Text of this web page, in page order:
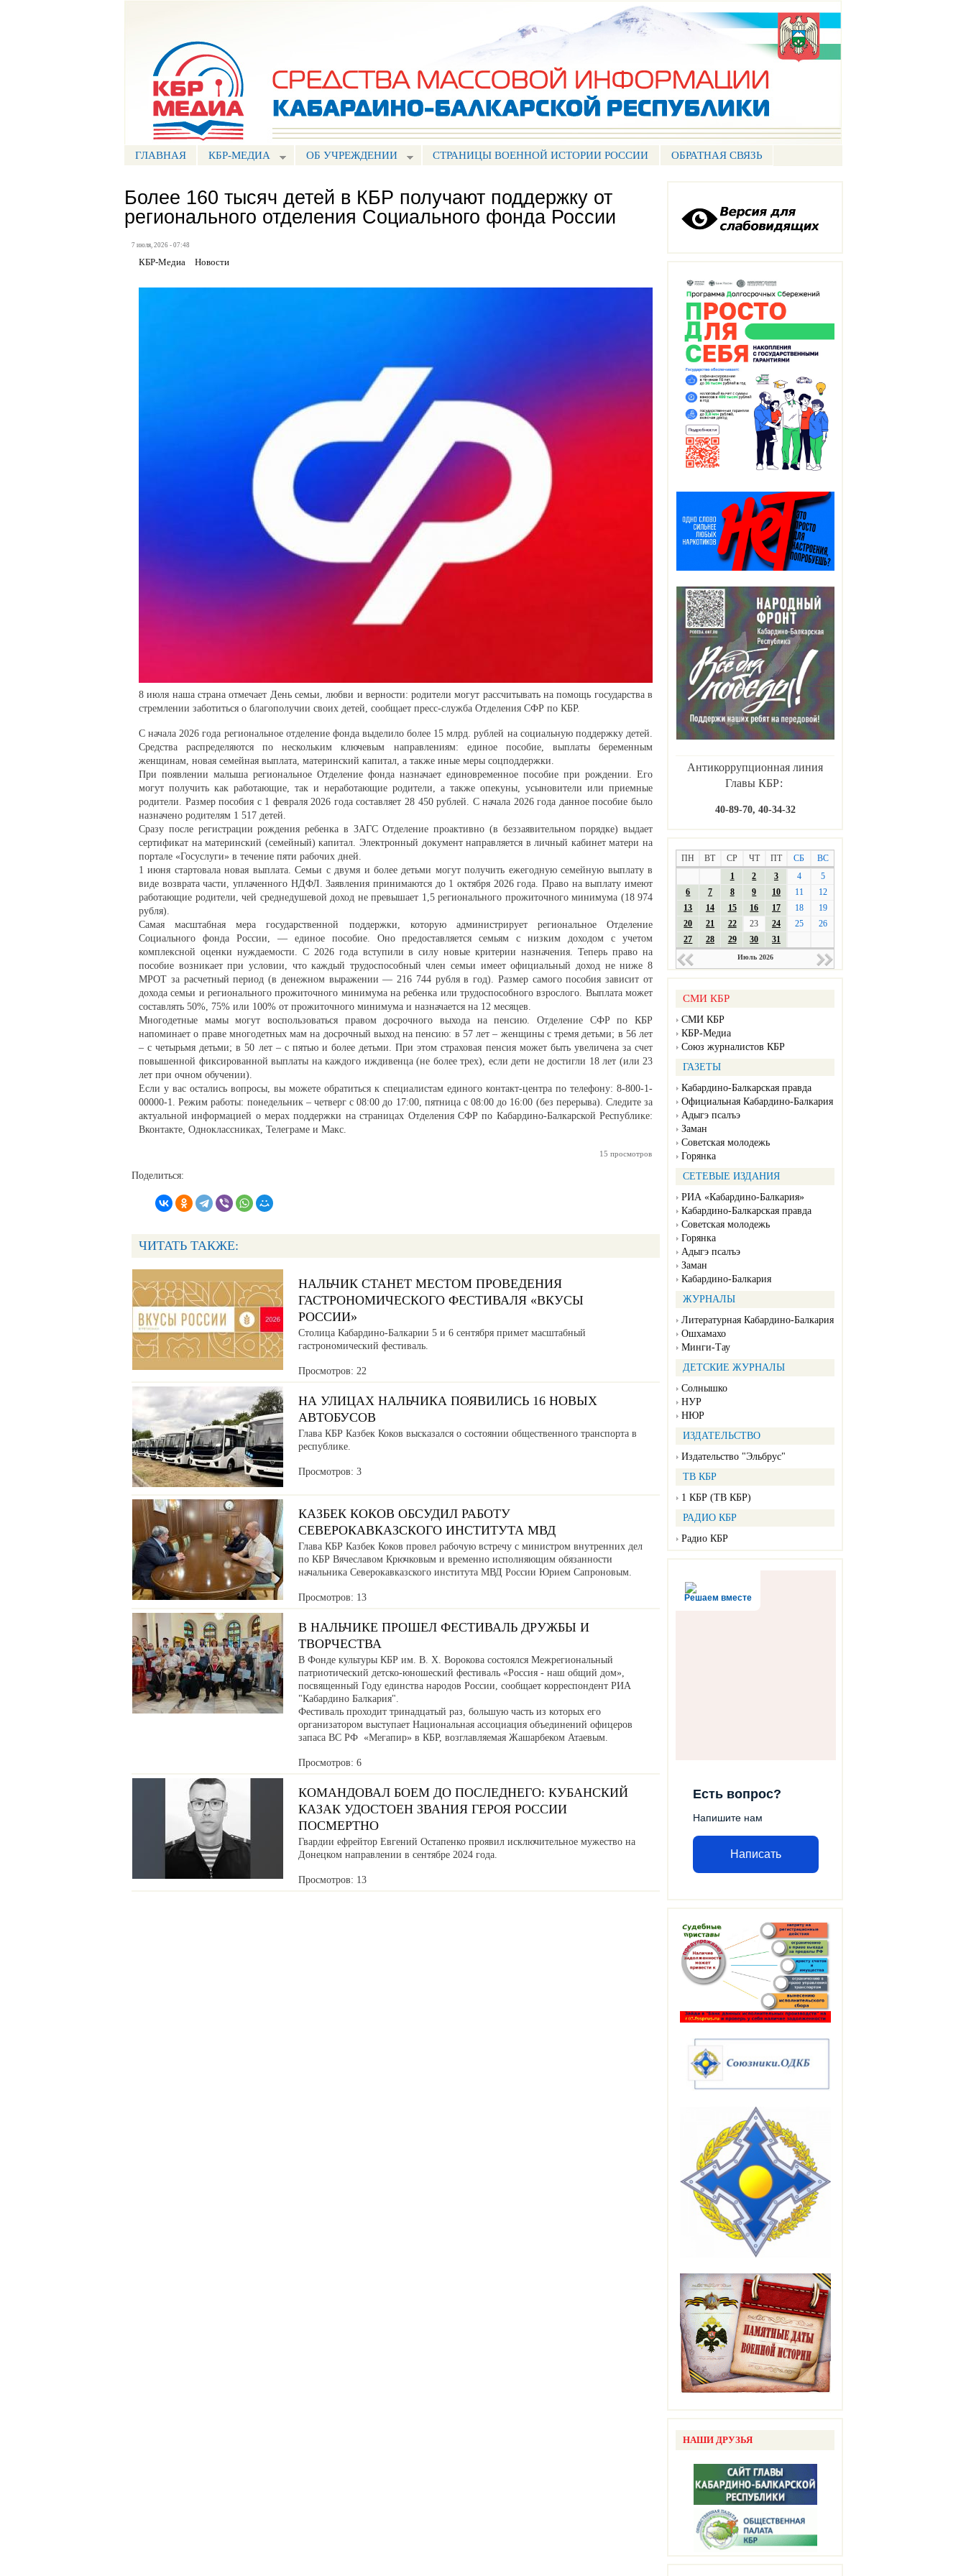
ГЛАВНАЯ КБР-МЕДИА ОБ УЧРЕЖДЕНИИ СТРАНИЦЫ ВОЕННОЙ ИСТОРИИ РОССИИ ОБРАТНАЯ СВЯЗЬ
Антикоррупционная линия
Главы КБР:
40-89-70, 40-34-32
ПН ВТ СР ЧТ ПТ СБ
ВС
1
2 3 4
5
6
7 8 9 10 11
12
13
14 15 16 17 18
19
20
21 22 23 24 25
26
27
28 29 30 31
Июль 2026
СМИ КБР
СМИ КБР
КБР-Медиа
Союз журналистов КБР
ГАЗЕТЫ
Кабардино-Балкарская правда
Официальная Кабардино-Балкария
Адыгэ псалъэ
Заман
Советская молодежь
Горянка
СЕТЕВЫЕ ИЗДАНИЯ
РИА «Кабардино-Балкария»
Кабардино-Балкарская правда
Советская молодежь
Горянка
Адыгэ псалъэ
Заман
Кабардино-Балкария
ЖУРНАЛЫ
Литературная Кабардино-Балкария
Ошхамахо
Минги-Тау
ДЕТСКИЕ ЖУРНАЛЫ
Солнышко
НУР
НЮР
ИЗДАТЕЛЬСТВО
Издательство "Эльбрус"
ТВ КБР
1 КБР (ТВ КБР)
РАДИО КБР
Радио КБР
Решаем вместе
Есть вопрос?
Напишите нам
Написать
НАШИ ДРУЗЬЯ
Более 160 тысяч детей в КБР получают поддержку от
регионального отделения Социального фонда России
7 июля, 2026 - 07:48
КБР-Медиа Новости
8 июля наша страна отмечает День семьи, любви и верности: родители могут рассчитывать на помощь государства в
стремлении заботиться о благополучии своих детей, сообщает пресс-служба Отделения СФР по КБР.
С начала 2026 года региональное отделение фонда выделило более 15 млрд. рублей на социальную поддержку детей.
Средства распределяются по нескольким ключевым направлениям: единое пособие, выплаты беременным
женщинам, новая семейная выплата, материнский капитал, а также иные меры соцподдержки.
При появлении малыша региональное Отделение фонда назначает единовременное пособие при рождении. Его
могут получить как работающие, так и неработающие родители, а также опекуны, усыновители или приемные
родители. Размер пособия с 1 февраля 2026 года составляет 28 450 рублей. С начала 2026 года данное пособие было
назначено родителям 1 517 детей.
Сразу после регистрации рождения ребенка в ЗАГС Отделение проактивно (в беззаявительном порядке) выдает
сертификат на материнский (семейный) капитал. Электронный документ направляется в личный кабинет матери на
портале «Госуслуги» в течение пяти рабочих дней.
1 июня стартовала новая выплата. Семьи с двумя и более детьми могут получить ежегодную семейную выплату в
виде возврата части, уплаченного НДФЛ. Заявления принимаются до 1 октября 2026 года. Право на выплату имеют
работающие родители, чей среднедушевой доход не превышает 1,5 регионального прожиточного минимума (18 974
рубля).
Самая масштабная мера государственной поддержки, которую администрирует региональное Отделение
Социального фонда России, — единое пособие. Оно предоставляется семьям с низким доходом с учетом
комплексной оценки нуждаемости. С 2026 года вступили в силу новые критерии назначения. Теперь право на
пособие возникает при условии, что каждый трудоспособный член семьи имеет официальный доход не ниже 8
МРОТ за расчетный период (в денежном выражении — 216 744 рубля в год). Размер самого пособия зависит от
дохода семьи и регионального прожиточного минимума на ребенка или трудоспособного взрослого. Выплата может
составлять 50%, 75% или 100% от прожиточного минимума и назначается на 12 месяцев.
Многодетные мамы могут воспользоваться правом досрочного выхода на пенсию. Отделение СФР по КБР
напоминает о праве многодетных мам на досрочный выход на пенсию: в 57 лет – женщины с тремя детьми; в 56 лет
– с четырьмя детьми; в 50 лет – с пятью и более детьми. При этом страховая пенсия может быть увеличена за счет
повышенной фиксированной выплаты на каждого иждивенца (не более трех), если дети не достигли 18 лет (или 23
лет при очном обучении).
Если у вас остались вопросы, вы можете обратиться к специалистам единого контакт-центра по телефону: 8-800-1-
00000-1. Режим работы: понедельник – четверг с 08:00 до 17:00, пятница с 08:00 до 16:00 (без перерыва). Следите за
актуальной информацией о мерах поддержки на страницах Отделения СФР по Кабардино-Балкарской Республике:
Вконтакте, Одноклассниках, Телеграме и Макс.
15 просмотров
Поделиться:
ЧИТАТЬ ТАКЖЕ:
НАЛЬЧИК СТАНЕТ МЕСТОМ ПРОВЕДЕНИЯ
ГАСТРОНОМИЧЕСКОГО ФЕСТИВАЛЯ «ВКУСЫ
РОССИИ»
Столица Кабардино-Балкарии 5 и 6 сентября примет масштабный
гастрономический фестиваль.
Просмотров: 22
НА УЛИЦАХ НАЛЬЧИКА ПОЯВИЛИСЬ 16 НОВЫХ
АВТОБУСОВ
Глава КБР Казбек Коков высказался о состоянии общественного транспорта в
республике.
Просмотров: 3
КАЗБЕК КОКОВ ОБСУДИЛ РАБОТУ
СЕВЕРОКАВКАЗСКОГО ИНСТИТУТА МВД
Глава КБР Казбек Коков провел рабочую встречу с министром внутренних дел
по КБР Вячеславом Крючковым и временно исполняющим обязанности
начальника Северокавказского института МВД России Юрием Сапроновым.
Просмотров: 13
В НАЛЬЧИКЕ ПРОШЕЛ ФЕСТИВАЛЬ ДРУЖБЫ И
ТВОРЧЕСТВА
В Фонде культуры КБР им. В. Х. Ворокова состоялся Межрегиональный
патриотический детско-юношеский фестиваль «Россия - наш общий дом»,
посвященный Году единства народов России, сообщает корреспондент РИА
"Кабардино Балкария".
Фестиваль проходит тринадцатый раз, большую часть из которых его
организатором выступает Национальная ассоциация объединений офицеров
запаса ВС РФ «Мегапир» в КБР, возглавляемая Жашарбеком Атаевым.
Просмотров: 6
КОМАНДОВАЛ БОЕМ ДО ПОСЛЕДНЕГО: КУБАНСКИЙ
КАЗАК УДОСТОЕН ЗВАНИЯ ГЕРОЯ РОССИИ
ПОСМЕРТНО
Гвардии ефрейтор Евгений Остапенко проявил исключительное мужество на
Донецком направлении в сентябре 2024 года.
Просмотров: 13